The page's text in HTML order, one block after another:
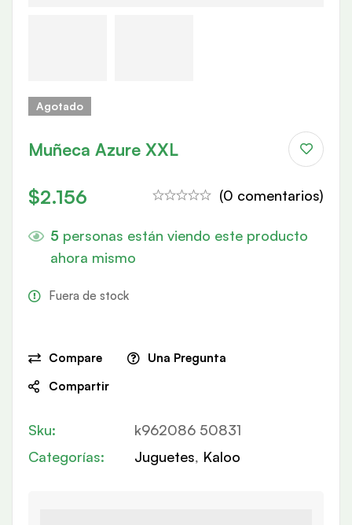
Agotado
Muñeca Azure XXL
$2.156 (0 comentarios)
5 personas están viendo este producto
ahora mismo
Fuera de stock
Compare
Una Pregunta
Compartir
Sku:
k962086 50831
Categorías:
Juguetes, Kaloo